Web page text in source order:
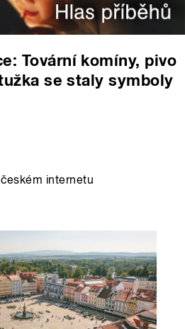
Tovární komíny, pivo
se staly symboly
internetu